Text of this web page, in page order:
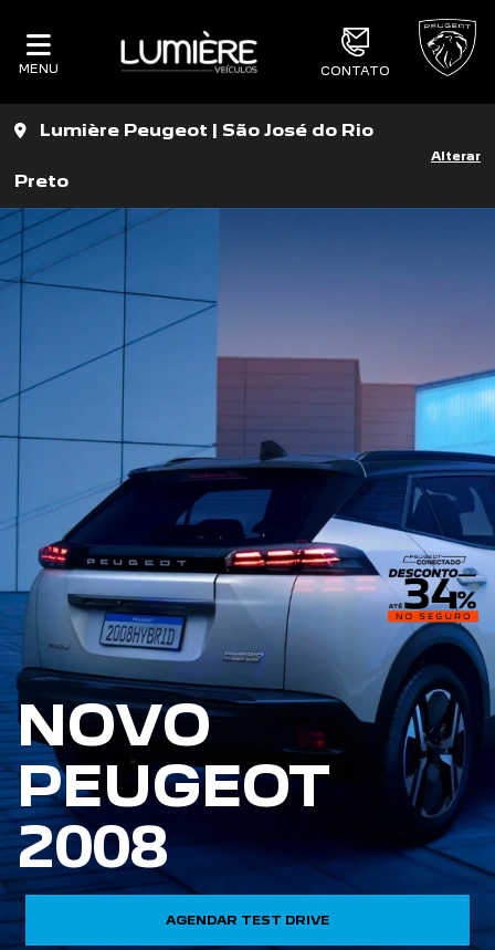
MENU CONTATO
Preto
Alterar
NOVO
PEUGEOT
2008
AGENDAR TEST DRIVE